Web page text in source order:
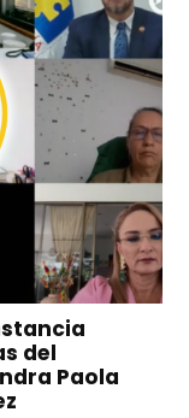
del
Paola